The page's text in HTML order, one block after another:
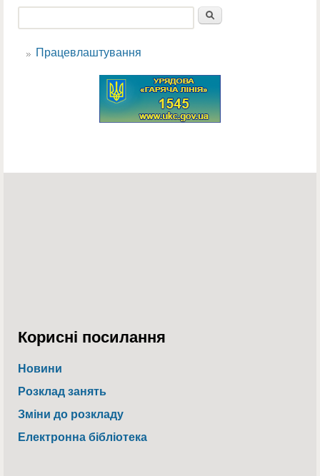
Пошукова форма
Працевлаштування
Корисні посилання
Новини
Розклад занять
Зміни до розкладу
Електронна бібліотека